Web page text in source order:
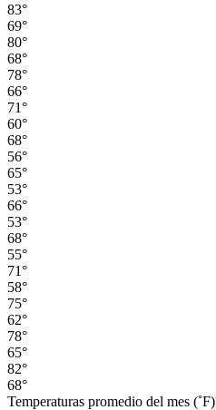
83°
69°
80°
68°
78°
66°
71°
60°
68°
56°
65°
53°
66°
53°
68°
55°
71°
58°
75°
62°
78°
65°
82°
68°
Temperaturas promedio del mes (˚F)